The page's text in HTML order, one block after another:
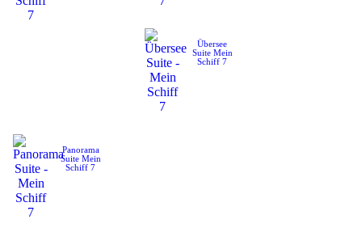
Übersee
SuiteMein
Schiff 7
Panorama
SuiteMein
Schiff 7